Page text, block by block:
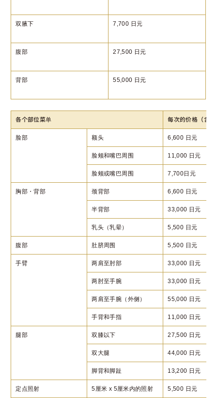
双腋下 7,700 日元
腹部 27,500 日元
背部 55,000 日元
各个部位菜单 每次的价格（含税
脸部 额头 6,600 日元
脸颊和嘴巴周围 11,000 日元
脸颊或嘴巴周围 7,700日元
胸部・背部 颈背部 6,600 日元
半背部 33,000 日元
乳头（乳晕） 5,500 日元
腹部 肚脐周围 5,500 日元
手臂 两肩至肘部 33,000 日元
两肘至手腕 33,000 日元
两肩至手腕（外侧） 55,000 日元
手背和手指 11,000 日元
腿部 双膝以下 27,500 日元
双大腿 44,000 日元
脚背和脚趾 13,200 日元
定点照射 5厘米 x 5厘米内的照射 5,500 日元